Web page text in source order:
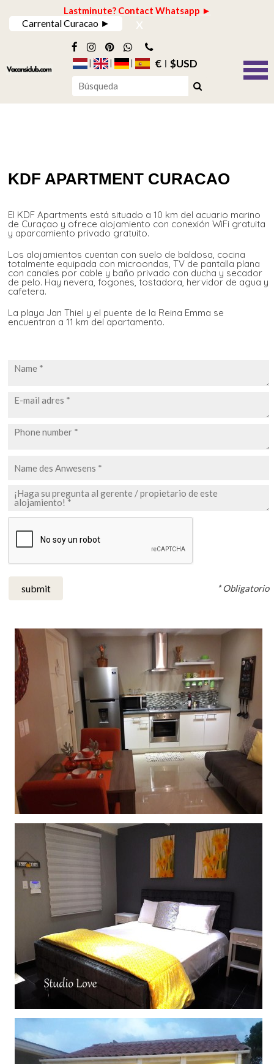
Lastminute? Contact Whatsapp ►
Carrental Curacao ► x
€ $USD
KDF APARTMENT CURACAO
El KDF Apartments está situado a 10 km del acuario marino
de Curaçao y ofrece alojamiento con conexión WiFi gratuita
y aparcamiento privado gratuito.
Los alojamientos cuentan con suelo de baldosa, cocina
totalmente equipada con microondas, TV de pantalla plana
con canales por cable y baño privado con ducha y secador
de pelo. Hay nevera, fogones, tostadora, hervidor de agua y
cafetera.
La playa Jan Thiel y el puente de la Reina Emma se
encuentran a 11 km del apartamento.
submit * Obligatorio